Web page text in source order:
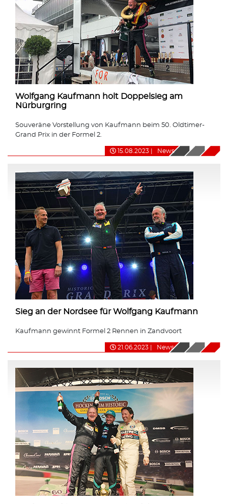
Wolfgang Kaufmann holt Doppelsieg am
Nürburgring
Souveräne Vorstellung von Kaufmann beim 50. Oldtimer-
Grand Prix in der Formel 2.
15.08.2023 News
Sieg an der Nordsee für Wolfgang Kaufmann
Kaufmann gewinnt Formel 2 Rennen in Zandvoort
21.06.2023 News